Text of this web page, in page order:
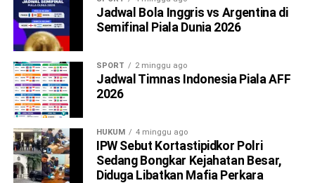
Jadwal Bola Inggris vs Argentina di
Semifinal Piala Dunia 2026
SPORT 2 minggu ago
Jadwal Timnas Indonesia Piala AFF
2026
HUKUM 4 minggu ago
IPW Sebut Kortastipidkor Polri
Sedang Bongkar Kejahatan Besar,
Diduga Libatkan Mafia Perkara